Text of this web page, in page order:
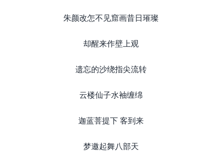
朱颜改怎不见窟画昔日璀璨
却醒来作壁上观
遗忘的沙绕指尖流转
云楼仙子水袖缠绵
迦蓝菩提下 客到来
梦邀起舞八部天